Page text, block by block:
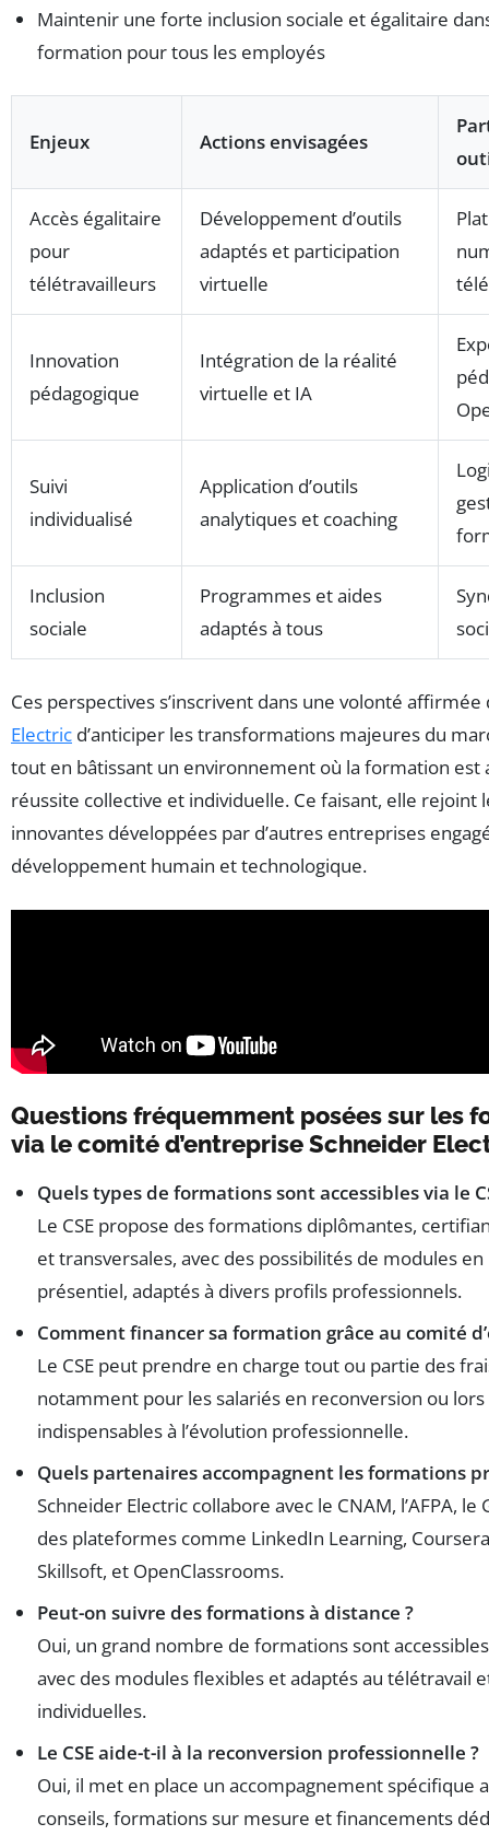
Maintenir une forte inclusion sociale et égalitaire dans
formation pour tous les employés
Enjeux Actions envisagées
Accès égalitaire
pour
télétravailleurs
Développement d’outils
adaptés et participation
virtuelle
Innovation
pédagogique
Intégration de la réalité
virtuelle et IA
Suivi
individualisé
Application d’outils
analytiques et coaching
Inclusion
sociale
Programmes et aides
adaptés à tous
Ces perspectives s’inscrivent dans une volonté
Electric d’anticiper les transformations majeures du
tout en bâtissant un environnement où la formation est
réussite collective et individuelle. Ce faisant, elle rejoint
innovantes développées par d’autres entreprises
développement humain et technologique.
Questions fréquemment posées sur les
via le comité d’entreprise Schneider
Quels types de formations sont accessibles via le
Le CSE propose des formations diplômantes,
et transversales, avec des possibilités de modules
présentiel, adaptés à divers profils professionnels.
Comment financer sa formation grâce au comité
Le CSE peut prendre en charge tout ou partie des
notamment pour les salariés en reconversion ou
indispensables à l’évolution professionnelle.
Quels partenaires accompagnent les formations
Schneider Electric collabore avec le CNAM, l’AFPA, le
des plateformes comme LinkedIn Learning,
Skillsoft, et OpenClassrooms.
Peut-on suivre des formations à distance ?
Oui, un grand nombre de formations sont
avec des modules flexibles et adaptés au télétravail
individuelles.
Le CSE aide-t-il à la reconversion professionnelle ?
Oui, il met en place un accompagnement spécifique
conseils, formations sur mesure et financements